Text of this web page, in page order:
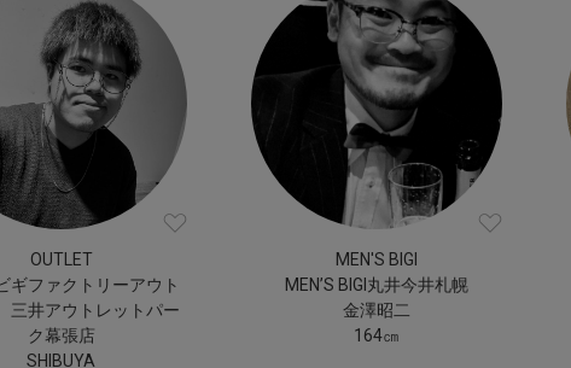
OUTLET
ギファクトリーアウト
井アウトレットパー
ク幕張店
SHIBUYA
MEN'S BIGI
MEN’S BIGI丸井今井札幌
金澤昭二
164㎝